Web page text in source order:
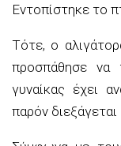
Εντοπίστηκε το
Τότε, ο
προσπάθησε
γυναίκας έχει
παρόν διεξάγεται